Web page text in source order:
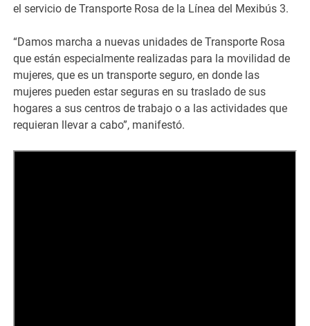
el servicio de Transporte Rosa de la Línea del Mexibús 3.
“Damos marcha a nuevas unidades de Transporte Rosa
que están especialmente realizadas para la movilidad de
mujeres, que es un transporte seguro, en donde las
mujeres pueden estar seguras en su traslado de sus
hogares a sus centros de trabajo o a las actividades que
requieran llevar a cabo”, manifestó.